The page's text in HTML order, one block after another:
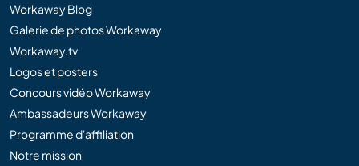
Workaway Blog
Galerie de photos Workaway
Workaway.tv
Logos et posters
Concours vidéo Workaway
Ambassadeurs Workaway
Programme d'affiliation
Notre mission